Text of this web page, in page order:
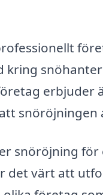
kring
erbjuder
snöröjning
det värt att